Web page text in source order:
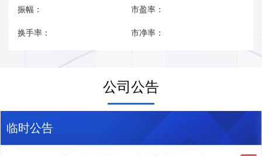
振幅： 市盈率：
换手率： 市净率：
公司公告
临时公告